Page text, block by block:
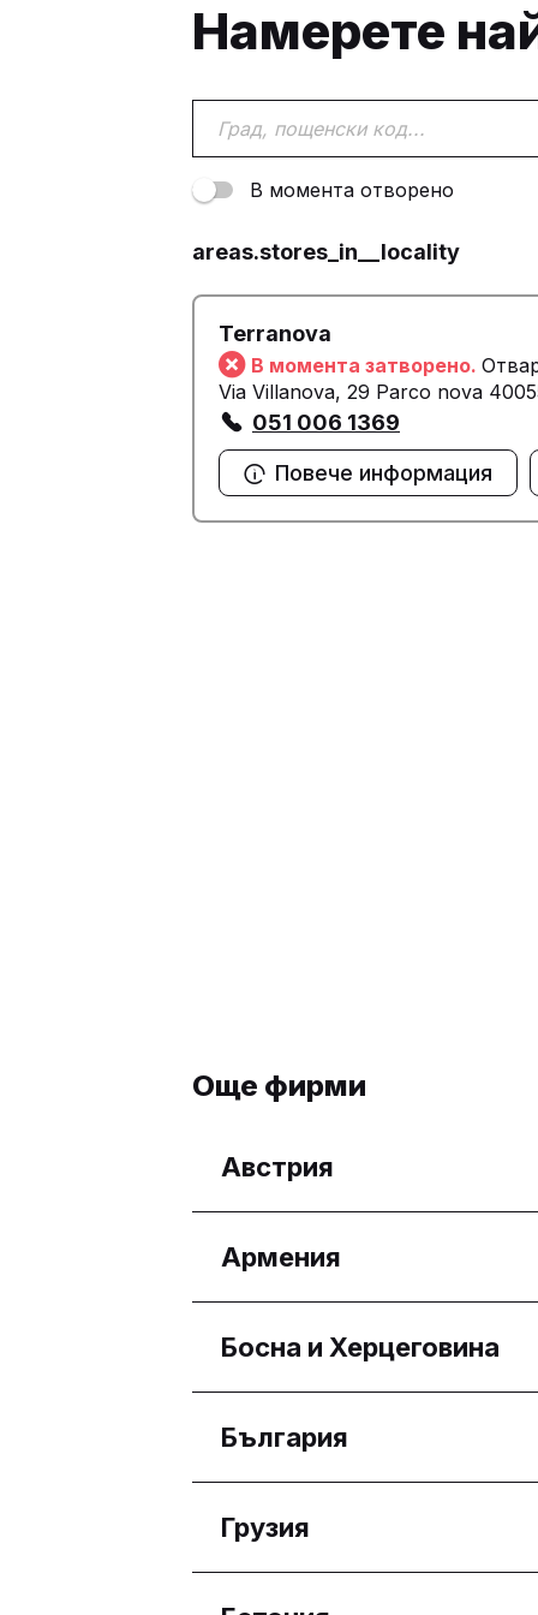
Намерете
В момента отворено
areas.stores_in__locality
Terranova
В момента затворено.
Via Villanova, 29 Parco nova
051 006 1369
Повече информация
Още фирми
Австрия
Региони
Wien
Армения
Региони
Yerevan
Босна и Херцеговина
Региони
Federacija Bosne i
България
Региони
Бургас
Грузия